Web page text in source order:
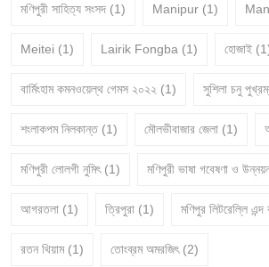
মণিপুরী সাহিত্য সংসদ (1) Manipur (1)
Meitei (1) Lairik Fongba (1) হোজাই
বার্মিংহাম কমনওয়েল্থ গেমস ২০২২ (1) সুশিলা চনু
শংলাকপম নিলকান্ত (1) মৌলভীবাজার জেলা (1)
মণিপুরী লোলগী নুমিৎ (1) মণিপুরী ভাষা গবেষণা ও
আগরতলা (1) ত্রিপুরা (1) মণিপুর লিটরেল্লি
রতন থিয়াম (1) তোংব্রম অমরজিৎ (2)